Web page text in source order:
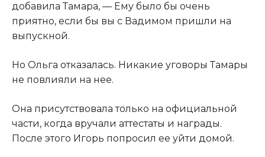
добавила Тамара, — Ему было бы очень
приятно, если бы вы с Вадимом пришли на
выпускной.
Но Ольга отказалась. Никакие уговоры Тамары
не повлияли на нее.
Она присутствовала только на официальной
части, когда вручали аттестаты и награды.
После этого Игорь попросил ее уйти домой.